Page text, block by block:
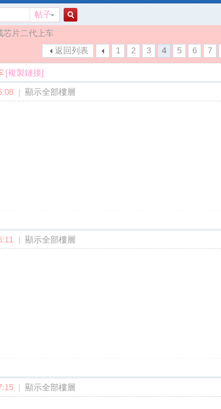
帖子
芯片二代上车
1
2 3 4 5 6 7
返回列表
[複製鏈接]
| 顯示全部樓層
| 顯示全部樓層
| 顯示全部樓層